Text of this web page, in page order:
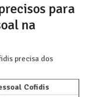
para
na
precisa dos
Cofidis